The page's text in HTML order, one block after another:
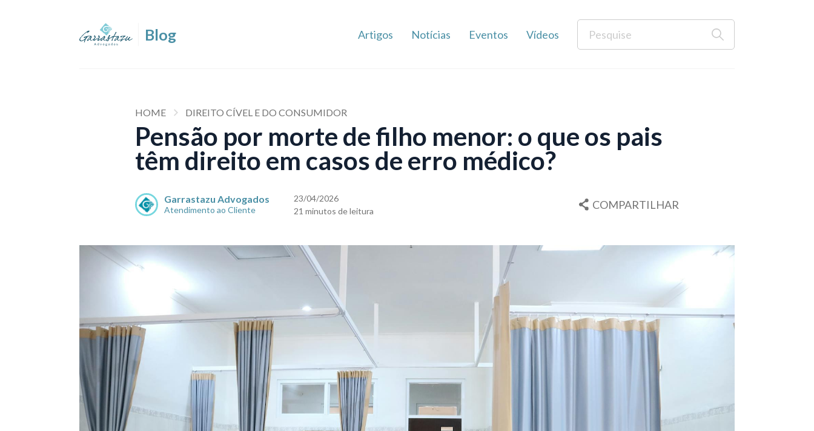
Artigos Notícias Eventos Vídeos
HOME DIREITO CÍVEL E DO CONSUMIDOR
Pensão por morte de filho menor: o que os pais
têm direito em casos de erro médico?
Garrastazu Advogados
Atendimento ao Cliente
23/04/2026
21 minutos de leitura
COMPARTILHAR